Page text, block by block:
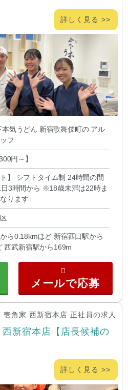
詳しく見る >>
本気うどん 新宿歌舞伎町の アル
フ
円～ 】
ト】 シフトタイム制 24時間の間
3時間から ※18歳未満は22時ま
ります
ら0.18kmほど 新宿西口駅から
西武新宿駅から169m
壱角家 西新宿本店 正社員の求人
新宿本店【店長候補の
詳しく見る >>